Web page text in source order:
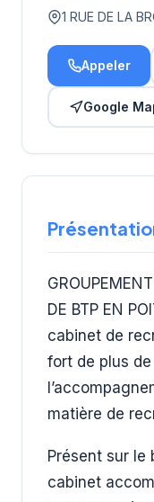
1 RUE DE LA
Appeler
Google
DE BTP EN
cabinet de
fort de plus de
matière de
Présent sur le
cabinet